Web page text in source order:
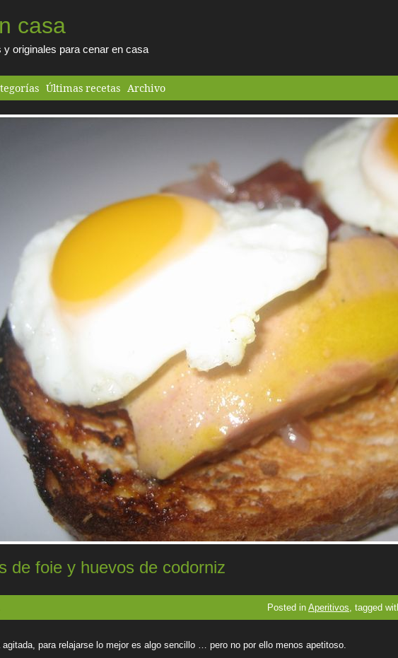
casa
y originales para cenar en casa
Últimas recetas Archivo
de foie y huevos de codorniz
Posted in Aperitivos, tagged
agitada, para relajarse lo mejor es algo sencillo … pero no por ello menos apetitoso.